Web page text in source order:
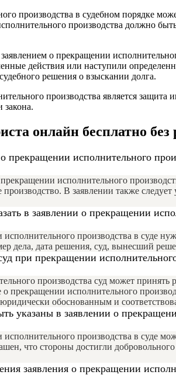
производства в судебном порядке
производства должно
о прекращении
действия или наступили
решения о взыскании долга.
производства является
закона.
онлайн бесплатно без
прекращении исполнительного
исполнительного
производство. В заявлении также
в заявлении о прекращении
производства в суде
дела, дата решения, суд, вынесший
при прекращении
производства суд может
прекращении исполнительного
обоснованным и
указаны в заявлении о
производства в суде
что стороны достигли
заявления о прекращении